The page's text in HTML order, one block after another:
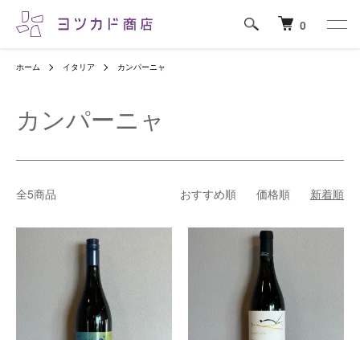
0
ホーム イタリア カンパーニャ
カンパーニャ
全5商品 おすすめ順 価格順 新着順